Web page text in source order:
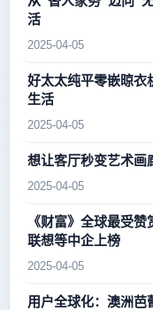
活
2025-04-05
好太太纯平零嵌晾衣
生活
2025-04-05
想让客厅秒变艺术画
2025-04-05
《财富》全球最受
联想等中企上榜
2025-04-05
用户全球化：澳洲芭